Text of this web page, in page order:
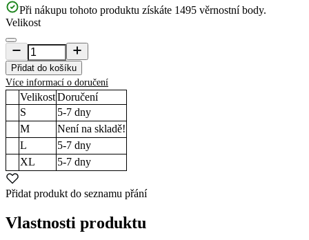
Při nákupu tohoto produktu získáte 1495 věrnostní body.
Velikost
Přidat do košíku
Více informací o doručení
VelikostDoručení
S
5-7 dny
M
Není na skladě!
L
5-7 dny
XL
5-7 dny
Přidat produkt do seznamu přání
Vlastnosti produktu